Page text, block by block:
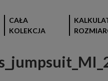
CAŁA
KOLEKCJA